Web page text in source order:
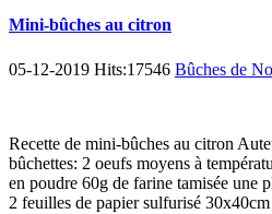
Mini-bûches au citron
05-12-2019 Hits:17546 Bûches de
Recette de mini-bûches au citron
bûchettes: 2 oeufs moyens à
en poudre 60g de farine tamisée une
2 feuilles de papier sulfurisé 30x40cm